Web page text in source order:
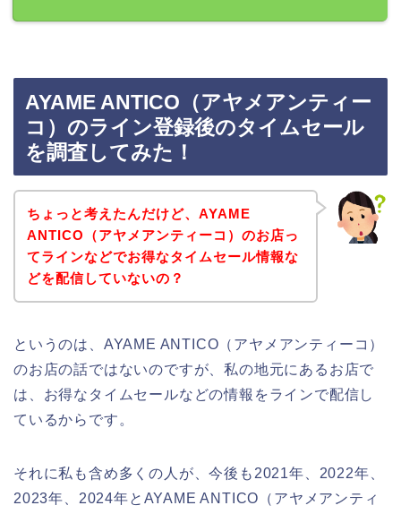
AYAME ANTICO（アヤメアンティー
コ）のライン登録後のタイムセール
を調査してみた！
ちょっと考えたんだけど、AYAME
ANTICO（アヤメアンティーコ）のお店っ
てラインなどでお得なタイムセール情報な
どを配信していないの？
というのは、AYAME ANTICO（アヤメアンティーコ）
のお店の話ではないのですが、私の地元にあるお店で
は、お得なタイムセールなどの情報をラインで配信し
ているからです。
それに私も含め多くの人が、今後も2021年、2022年、
2023年、2024年とAYAME ANTICO（アヤメアンティ